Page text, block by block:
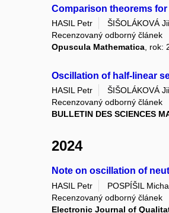
Comparison theorems
HASIL Petr ŠIŠOLÁKOVÁ
Recenzovaný odborný článek
Opuscula Mathematica ,
Oscillation of half-linear
HASIL Petr ŠIŠOLÁKOVÁ
Recenzovaný odborný článek
BULLETIN DES SCIENCES
2024
Note on oscillation of
HASIL Petr POSPÍŠIL
Recenzovaný odborný článek
Electronic Journal of